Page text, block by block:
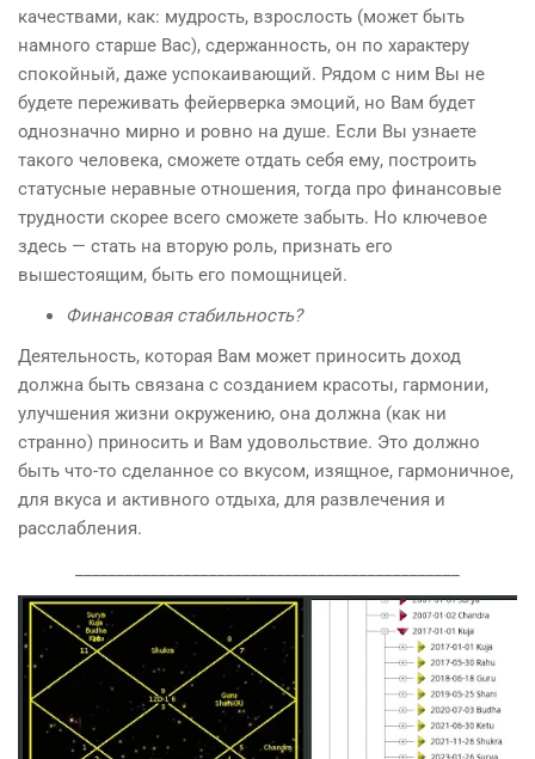
качествами, как: мудрость, взрослость (может быть
намного старше Вас), сдержанность, он по характеру
спокойный, даже успокаивающий. Рядом с ним Вы не
будете переживать фейерверка эмоций, но Вам будет
однозначно мирно и ровно на душе. Если Вы узнаете
такого человека, сможете отдать себя ему, построить
статусные неравные отношения, тогда про финансовые
трудности скорее всего сможете забыть. Но ключевое
здесь — стать на вторую роль, признать его
вышестоящим, быть его помощницей.
Финансовая стабильность?
Деятельность, которая Вам может приносить доход
должна быть связана с созданием красоты, гармонии,
улучшения жизни окружению, она должна (как ни
странно) приносить и Вам удовольствие. Это должно
быть что-то сделанное со вкусом, изящное, гармоничное,
для вкуса и активного отдыха, для развлечения и
расслабления.